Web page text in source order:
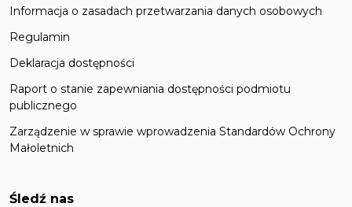
Informacja o zasadach przetwarzania danych osobowych
Regulamin
Deklaracja dostępności
Raport o stanie zapewniania dostępności podmiotu
publicznego
Zarządzenie w sprawie wprowadzenia Standardów Ochrony
Małoletnich
Śledź nas